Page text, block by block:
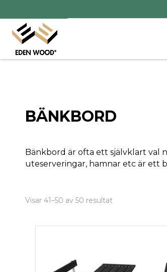
BÄNKBORD
Bänkbord är ofta ett självklart val
uteserveringar, hamnar etc är ett
Visar 41–50 av 50 resultat